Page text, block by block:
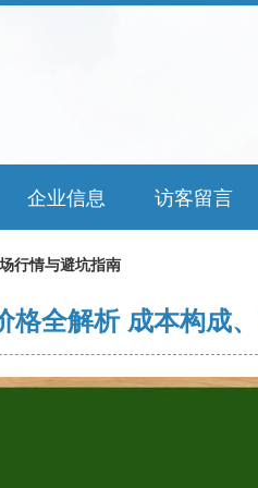
企业信息 访客留言
行情与避坑指南
格全解析 成本构成